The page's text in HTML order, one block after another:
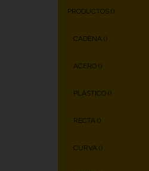
PRODUCTOS ()
CADENA ()
ACERO ()
PLÁSTICO ()
RECTA ()
CURVA ()